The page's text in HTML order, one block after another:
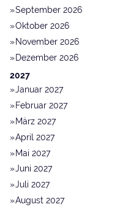
September 2026
Oktober 2026
November 2026
Dezember 2026
2027
Januar 2027
Februar 2027
März 2027
April 2027
Mai 2027
Juni 2027
Juli 2027
August 2027